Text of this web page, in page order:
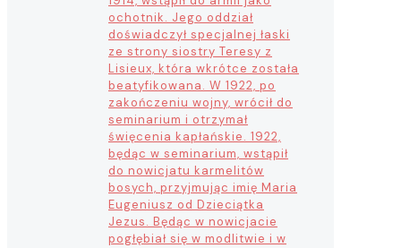
ochotnik. Jego oddział
doświadczył specjalnej łaski
ze strony siostry Teresy z
Lisieux, która wkrótce została
beatyfikowana. W 1922, po
zakończeniu wojny, wrócił do
seminarium i otrzymał
święcenia kapłańskie. 1922,
będąc w seminarium, wstąpił
do nowicjatu karmelitów
bosych, przyjmując imię Maria
Eugeniusz od Dzieciątka
Jezus. Będąc w nowicjacie
pogłębiał się w modlitwie i w